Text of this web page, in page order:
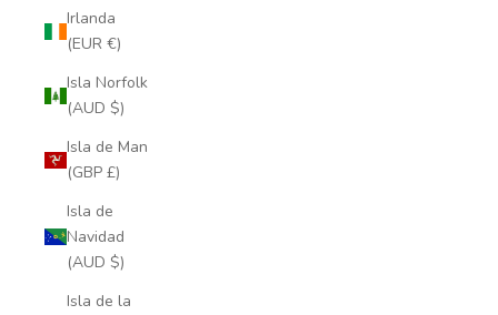
Irlanda
(EUR €)
Isla Norfolk
(AUD $)
Isla de Man
(GBP £)
Isla de
Navidad
(AUD $)
Isla de la